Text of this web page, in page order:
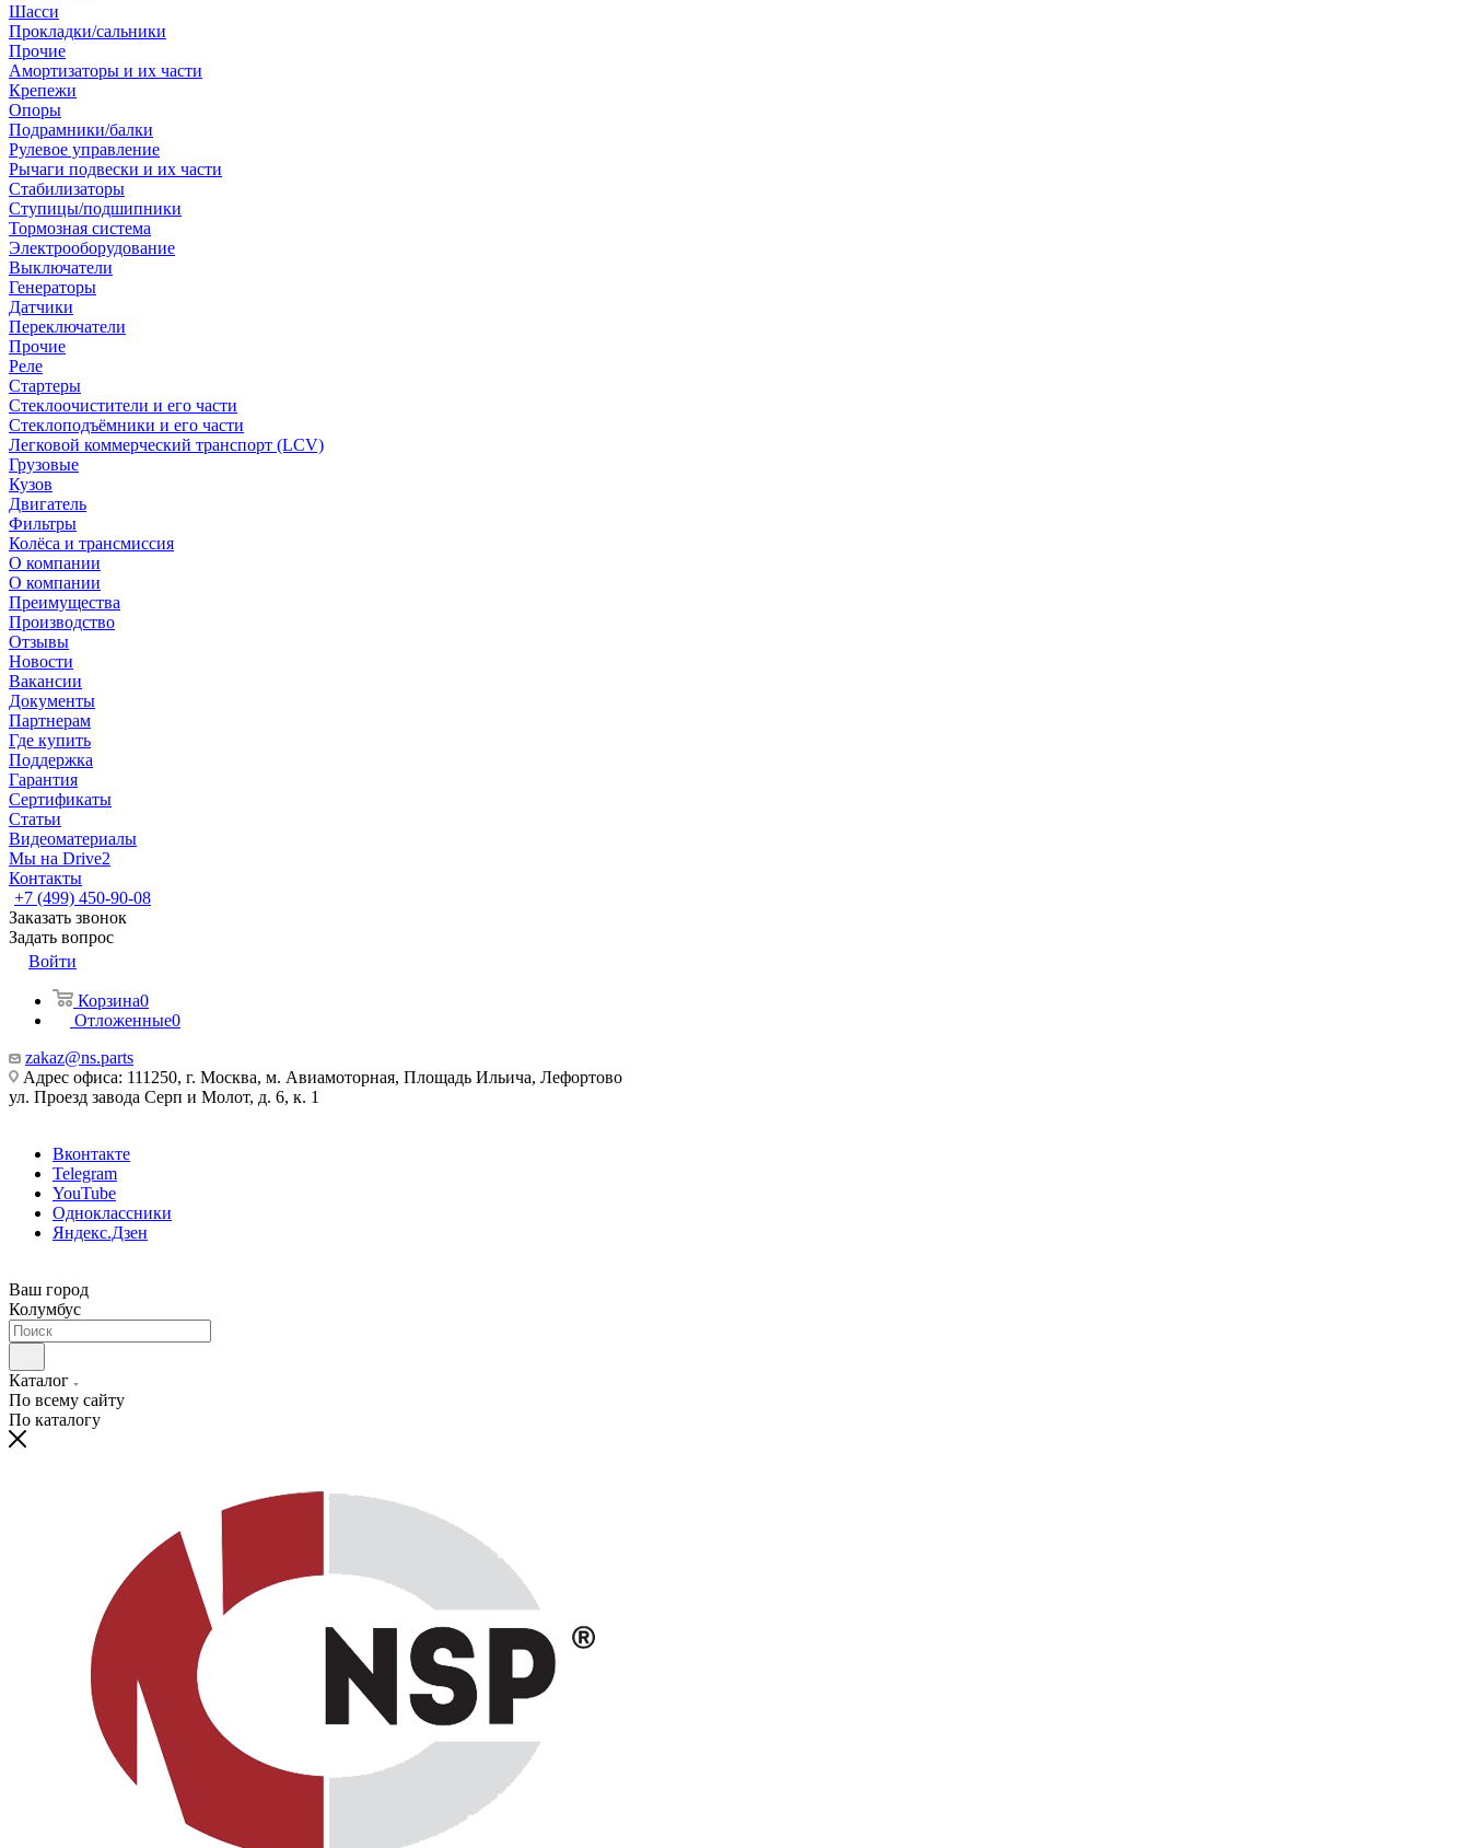
Шасси
Прокладки/сальники
Прочие
Амортизаторы и их части
Крепежи
Опоры
Подрамники/балки
Рулевое управление
Рычаги подвески и их части
Стабилизаторы
Ступицы/подшипники
Тормозная система
Электрооборудование
Выключатели
Генераторы
Датчики
Переключатели
Прочие
Реле
Стартеры
Стеклоочистители и его части
Стеклоподъёмники и его части
Легковой коммерческий транспорт (LCV)
Грузовые
Кузов
Двигатель
Фильтры
Колёса и трансмиссия
О компании
О компании
Преимущества
Производство
Отзывы
Новости
Вакансии
Документы
Партнерам
Где купить
Поддержка
Гарантия
Сертификаты
Статьи
Видеоматериалы
Мы на Drive2
Контакты
+7 (499) 450-90-08
Заказать звонок
Задать вопрос
Войти
Корзина0
Отложенные0
zakaz@ns.parts
Адрес офиса: 111250, г. Москва, м. Авиамоторная, Площадь Ильича, Лефортово
ул. Проезд завода Серп и Молот, д. 6, к. 1
Вконтакте
Telegram
YouTube
Одноклассники
Яндекс.Дзен
Ваш город
Колумбус
Каталог
По всему сайту
По каталогу